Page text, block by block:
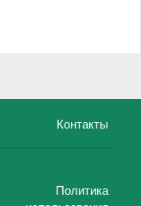
Контакты
Политика